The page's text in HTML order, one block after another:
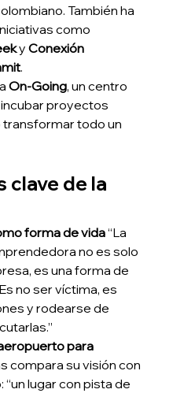
También ha
como
y Conexión
.
On-Going, un centro
proyectos
transformar todo un
clave de la
forma de vida “La
no es solo
es una forma de
no ser víctima, es
y rodearse de
para
compara su visión con
lugar con pista de